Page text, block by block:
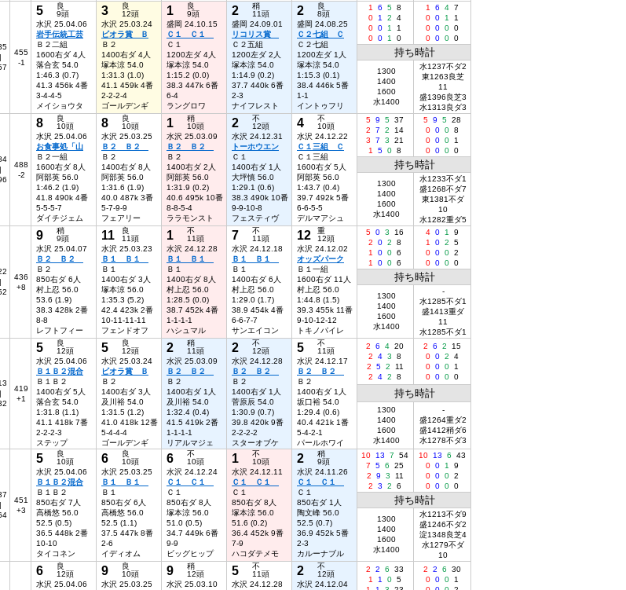
|
455
-1
5
良
9頭
水沢 25.04.06
岩手伝統工芸
Ｂ２二組
1600右ダ 4人
落合玄 54.0
1:46.3 (0.7)
41.3 456k 4番
3-4-4-5
メイショウタ
3
良
12頭
水沢 25.03.24
ビオラ賞 Ｂ
Ｂ２
1400右ダ 4人
塚本涼 54.0
1:31.3 (1.0)
41.1 459k 4番
2-2-2-4
ゴールデンギ
1
良
9頭
盛岡 24.10.15
Ｃ１ Ｃ１
Ｃ１
1200左ダ 4人
塚本涼 54.0
1:15.2 (0.0)
38.3 447k 6番
6-4
ラングロワ
2
稍
11頭
盛岡 24.09.01
リコリス賞
Ｃ２五組
1200左ダ 2人
塚本涼 54.0
1:14.9 (0.2)
37.7 440k 6番
2-3
ナイフレスト
2
良
8頭
盛岡 24.08.25
Ｃ２七組 Ｃ
Ｃ２七組
1200左ダ 1人
塚本涼 54.0
1:15.3 (0.1)
38.4 446k 5番
1-1
イントゥフリ
1 6 5 8
0
1 2
4
0 0 1
1
0 0 1 0
1 6 4 7
0 0 1
1
0 0 0 0
0 0 0 0
持ち時計
1300
1400
1600
水1400
水1237不ダ2
東1263良芝
11
盛1396良芝3
水1313良ダ3
|
488
-2
8
良
10頭
水沢 25.04.06
お食事処「山
Ｂ２一組
1600右ダ 8人
阿部英 56.0
1:46.2 (1.9)
41.8 490k 4番
5-5-5-7
ダイチジェム
8
良
10頭
水沢 25.03.25
Ｂ２ Ｂ２
Ｂ２
1400右ダ 8人
阿部英 56.0
1:31.6 (1.9)
40.0 487k 3番
5-7-9-9
フェアリー
1
稍
10頭
水沢 25.03.09
Ｂ２ Ｂ２
Ｂ２
1400右ダ 2人
阿部英 56.0
1:31.9 (0.2)
40.6 495k 10番
8-8-5-4
ララモンスト
2
不
12頭
水沢 24.12.31
トーホウエン
Ｃ１
1400右ダ 1人
大坪慎 56.0
1:29.1 (0.6)
38.3 490k 10番
9-9-10-8
フェスティヴ
4
不
10頭
水沢 24.12.22
Ｃ１三組 Ｃ
Ｃ１三組
1600右ダ 5人
阿部英 56.0
1:43.7 (0.4)
39.7 492k 5番
6-6-5-5
デルマアシュ
5 9 5 37
2
7 2
14
3
7 3
21
1
5 0 8
5 9 5 28
0 0 0 8
0 0 0
1
0 0 0 0
持ち時計
1300
1400
1600
水1400
水1233不ダ1
盛1268不ダ7
東1381不ダ
10
水1282重ダ5
|
436
+8
9
稍
9頭
水沢 25.04.07
Ｂ２ Ｂ２
Ｂ２
850右ダ 6人
村上忍 56.0
53.6 (1.9)
38.3 428k 2番
8-8
レフトフィー
11
良
11頭
水沢 25.03.23
Ｂ１ Ｂ１
Ｂ１
1400右ダ 3人
塚本涼 56.0
1:35.3 (5.2)
42.4 423k 2番
10-11-11-11
フェンドオフ
1
不
11頭
水沢 24.12.28
Ｂ１ Ｂ１
Ｂ１
1400右ダ 8人
村上忍 56.0
1:28.5 (0.0)
38.7 452k 4番
1-1-1-1
ハシュマル
7
不
11頭
水沢 24.12.18
Ｂ１ Ｂ１
Ｂ１
1400右ダ 6人
村上忍 56.0
1:29.0 (1.7)
38.9 454k 4番
6-6-7-7
サンエイコン
12
重
12頭
水沢 24.12.02
オッズパーク
Ｂ１一組
1600右ダ 11人
村上忍 56.0
1:44.8 (1.5)
39.3 455k 11番
9-10-12-12
トキノパイレ
5 0 3
16
2
0 2
8
1
0 0 6
1
0 0 6
4 0 1
9
1
0 2
5
0 0 0 2
0 0 0 0
持ち時計
1300
1400
1600
水1400
-
水1285不ダ1
盛1413重ダ
11
水1285不ダ1
|
419
+1
5
良
12頭
水沢 25.04.06
Ｂ１Ｂ２混合
Ｂ１Ｂ２
1400右ダ 5人
落合玄 54.0
1:31.8 (1.1)
41.1 418k 7番
2-2-2-3
ステップ
5
良
12頭
水沢 25.03.24
ビオラ賞 Ｂ
Ｂ２
1400右ダ 3人
及川裕 54.0
1:31.5 (1.2)
41.0 418k 12番
5-4-4-4
ゴールデンギ
2
稍
11頭
水沢 25.03.09
Ｂ２ Ｂ２
Ｂ２
1400右ダ 1人
及川裕 54.0
1:32.4 (0.4)
41.5 419k 2番
1-1-1-1
リアルマジェ
2
不
12頭
水沢 24.12.28
Ｂ２ Ｂ２
Ｂ２
1400右ダ 1人
菅原辰 54.0
1:30.9 (0.7)
39.8 420k 9番
2-2-2-2
スターオブケ
5
不
11頭
水沢 24.12.17
Ｂ２ Ｂ２
Ｂ２
1400右ダ 1人
坂口裕 54.0
1:29.4 (0.6)
40.4 421k 1番
5-4-2-1
パールホワイ
2 6 4 20
2
4 3
8
2
5 2
11
2
4 2 8
2 6 2
15
0 0 2
4
0 0 0
1
0 0 0 0
持ち時計
1300
1400
1600
水1400
-
盛1264重ダ2
盛1412稍ダ6
水1278不ダ3
|
451
+3
5
良
10頭
水沢 25.04.06
Ｂ１Ｂ２混合
Ｂ１Ｂ２
850右ダ 7人
高橋悠 56.0
52.5 (0.5)
36.5 448k 2番
10-10
タイコネン
6
良
10頭
水沢 25.03.25
Ｂ１ Ｂ１
Ｂ１
850右ダ 6人
高橋悠 56.0
52.5 (1.1)
37.5 447k 8番
2-6
イディオム
6
不
10頭
水沢 24.12.24
Ｃ１ Ｃ１
Ｃ１
850右ダ 8人
塚本涼 56.0
51.0 (0.5)
34.7 449k 6番
9-9
ビッグヒップ
1
不
10頭
水沢 24.12.11
Ｃ１ Ｃ１
Ｃ１
850右ダ 8人
塚本涼 56.0
51.6 (0.2)
36.4 452k 9番
7-9
ハコダテメモ
2
稍
9頭
水沢 24.11.26
Ｃ１ Ｃ１
Ｃ１
850右ダ 1人
陶文峰 56.0
52.5 (0.7)
36.9 452k 5番
2-3
カルーナブル
10 13 7
54
7
5 6
25
2
9 3
11
2
3 2 6
10 13 6
43
0 0 1
9
0 0 0 2
0 0 0 0
持ち時計
1300
1400
1600
水1400
水1213不ダ9
盛1246不ダ2
淀1348良芝4
水1279不ダ
10
6
良
12頭
水沢 25.04.06
9
良
10頭
水沢 25.03.25
9
稍
12頭
水沢 25.03.10
5
不
11頭
水沢 24.12.28
2
不
12頭
水沢 24.12.04
2 2 6
33
1
1 0 5
2 2 6
30
0 0 0
1